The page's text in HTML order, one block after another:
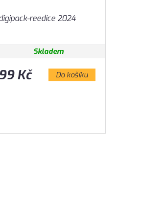
reedice 2024
Skladem
Kč Do košíku